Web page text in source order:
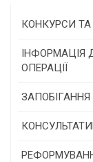
КОНКУРСИ
Конкурс
Конкурс
Програми/
ІНФОРМАЦІЯ
ОПЕРАЦІЇ